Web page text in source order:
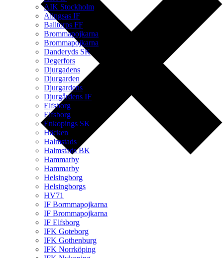
AIK Stockholm
Alingsas IF
Balltorps FF
Brommapojkarna
Brommapojkarna
Danderyds SK
Degerfors
Djurgadens
Djurgarden
Djurgardens
Djurgårdens IF
Elfsborg
Elfsborg
Enkopings SK
Häcken
Halmstads
Halmstads BK
Hammarby
Hammarby
Helsingborg
Helsingborgs
HV71
IF Bormmapojkarna
IF Brommapojkarna
IF Elfsborg
IFK Goteborg
IFK Gothenburg
IFK Norrköping